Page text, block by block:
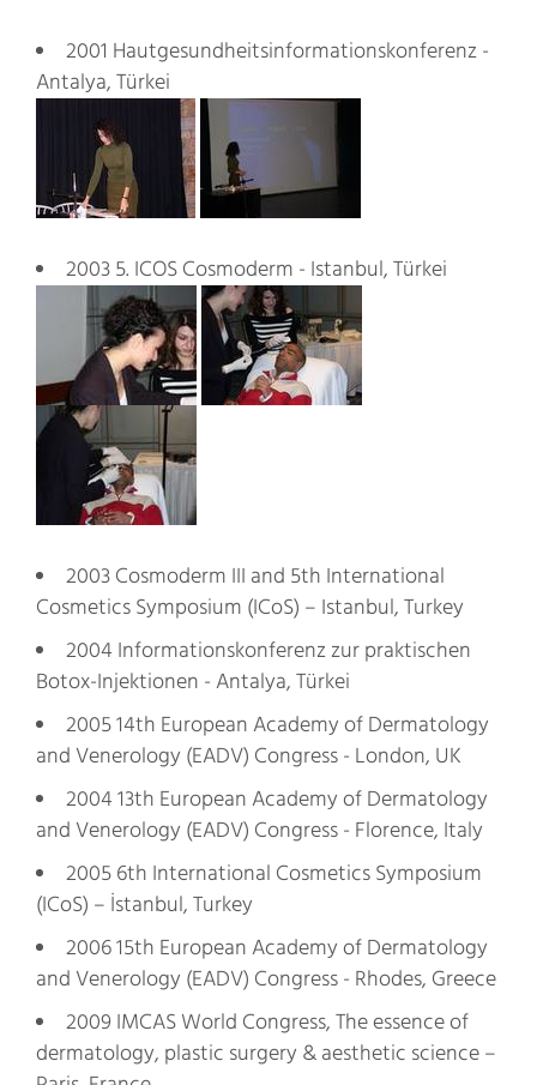
2001 Hautgesundheitsinformationskonferenz -
Antalya, Türkei
2003 5. ICOS Cosmoderm - Istanbul, Türkei
2003 Cosmoderm III and 5th International
Cosmetics Symposium (ICoS) – Istanbul, Turkey
2004 Informationskonferenz zur praktischen
Botox-Injektionen - Antalya, Türkei
2005 14th European Academy of Dermatology
and Venerology (EADV) Congress - London, UK
2004 13th European Academy of Dermatology
and Venerology (EADV) Congress - Florence, Italy
2005 6th International Cosmetics Symposium
(ICoS) – İstanbul, Turkey
2006 15th European Academy of Dermatology
and Venerology (EADV) Congress - Rhodes, Greece
2009 IMCAS World Congress, The essence of
dermatology, plastic surgery & aesthetic science –